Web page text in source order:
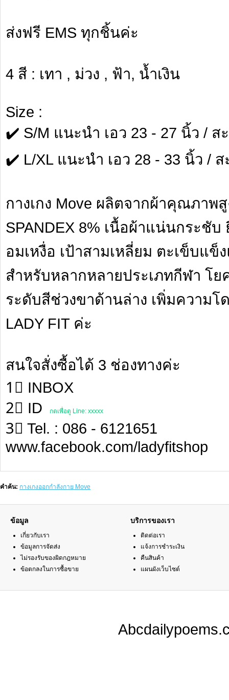
ส่งฟรี EMS ทุกชิ้นค่ะ
4 สี : เทา , ม่วง , ฟ้า, น้ำเงิน
Size :
✔️ S/M แนะนำ เอว 23 - 27 นิ้ว / ส
✔️ L/XL แนะนำ เอว 28 - 33 นิ้ว /
กางเกง Move ผลิตจากผ้าคุณภาพสู
SPANDEX 8% เนื้อผ้าแน่นกระชั
อมเหงื่อ เป้าสามเหลี่ยม ตะเข็บแ
สำหรับหลากหลายประเภทกีฬา โ
ระดับสีช่วงขาด้านล่าง เพิ่มความ
LADY FIT ค่ะ
สนใจสั่งซื้อได้ 3 ช่องทางค่ะ
1⃣ INBOX
2⃣ ID
กดเพื่อดู Line: xxxxx
3⃣ Tel. : 086 - 6121651
www.facebook.com/ladyfitshop
คำค้น: กางเกงออกกำลังกาย Move
ข้อมูล
เกี่ยวกับเรา
ข้อมูลการจัดส่ง
ไม่รองรับของผิดกฎหมาย
ข้อตกลงในการซื้อขาย
บริการของเรา
ติดต่อเรา
แจ้งการชำระเงิน
คืนสินค้า
แผนผังเว็บไซต์